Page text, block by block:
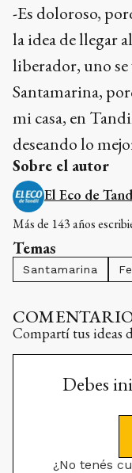
-Es doloroso,
la idea de llegar
liberador, uno se
Santamarina,
mi casa, en
deseando lo
Sobre el autor
El Eco de
Más de 143 años
Temas
Santamarina
Compartí tus ideas
Debes
¿No tenés